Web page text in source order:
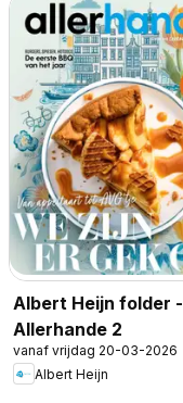
Albert Heijn folder -
Allerhande 2
vanaf vrijdag 20-03-2026
Albert Heijn